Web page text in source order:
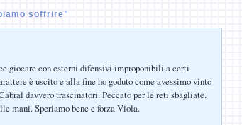
soffrire”
giocare con esterni difensivi improponibili a certi
è uscito e alla fine ho goduto come avessimo vinto
davvero trascinatori. Peccato per le reti sbagliate.
mani. Speriamo bene e forza Viola.